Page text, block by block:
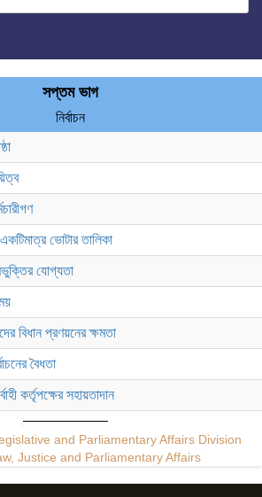
সপ্তম ভাগ
নির্বাচন
ভোটার তালিকা
যোগ্যতা
বিধান প্রণয়নের ক্ষমতা
বৈধতা
কর্তৃপক্ষের সহায়তাদান
and Parliamentary Affairs Division
Justice and Parliamentary Affairs